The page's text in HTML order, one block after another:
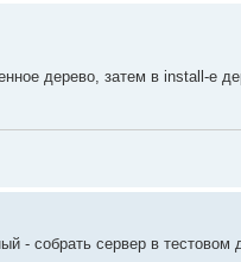
дерево, затем в install-е
- собрать сервер в